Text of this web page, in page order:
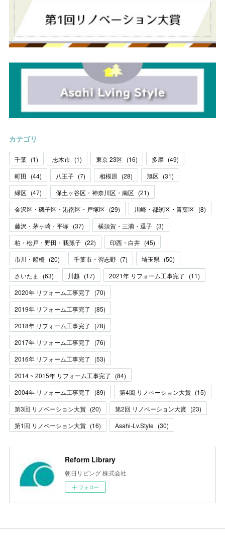
カテゴリ
千葉 (1) 志木市 (1) 東京 23区 (16) 多摩 (49)
町田 (44) 八王子 (7) 相模原 (28) 旭区 (31)
緑区 (47) 保土ヶ谷区・神奈川区・南区 (21)
金沢区・磯子区・港南区・戸塚区 (29) 川崎・都筑区・青葉区 (8)
藤沢・茅ヶ崎・平塚 (37) 横須賀・三浦・逗子 (3)
柏・松戸・野田・我孫子 (22) 印西・白井 (45)
市川・船橋 (20) 千葉市・習志野 (7) 埼玉県 (50)
さいたま
(63) 川越 (17) 2021年 リフォーム工事完了 (11)
2020年 リフォーム工事完了
(70)
2019年 リフォーム工事完了
(85)
2018年 リフォーム工事完了
(78)
2017年 リフォーム工事完了
(76)
2016年 リフォーム工事完了
(53)
2014 ~ 2015年 リフォーム工事完了
(84)
2004年 リフォーム工事完了
(89) 第4回 リノベーション大賞 (15)
第3回 リノベーション大賞 (20) 第2回 リノベーション大賞 (23)
第1回 リノベーション大賞 (16) Asahi-Lv.Style (30)
Reform Library
朝日リビング 株式会社
フォロー